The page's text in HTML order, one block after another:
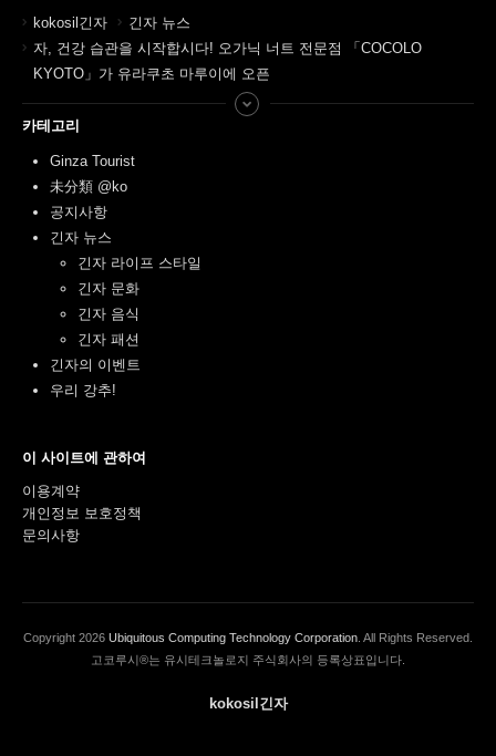
kokosil긴자
긴자 뉴스
자, 건강 습관을 시작합시다! 오가닉 너트 전문점 「COCOLO
KYOTO」가 유라쿠초 마루이에 오픈
카테고리
Ginza Tourist
未分類 @ko
공지사항
긴자 뉴스
긴자 라이프 스타일
긴자 문화
긴자 음식
긴자 패션
긴자의 이벤트
우리 강추!
이 사이트에 관하여
이용계약
개인정보 보호정책
문의사항
Copyright 2026 Ubiquitous Computing Technology Corporation . All Rights Reserved.
고코루시®는 유시테크놀로지 주식회사의 등록상표입니다.
kokosil긴자